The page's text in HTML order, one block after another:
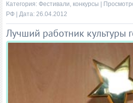
Категория: Фестивали, конкурсы |
РФ | Дата: 26.04.2012
Лучший работник культуры